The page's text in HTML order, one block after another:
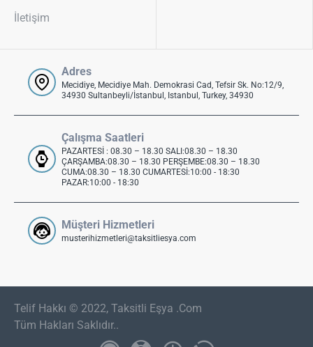
İletişim
Adres
Mecidiye, Mecidiye Mah. Demokrasi Cad, Tefsir Sk. No:12/9,
34930 Sultanbeyli/İstanbul, Istanbul, Turkey, 34930
Çalışma Saatleri
PAZARTESİ : 08.30 – 18.30 SALI:08.30 – 18.30
ÇARŞAMBA:08.30 – 18.30 PERŞEMBE:08.30 – 18.30
CUMA:08.30 – 18.30 CUMARTESİ:10:00 - 18:30
PAZAR:10:00 - 18:30
Müşteri Hizmetleri
musterihizmetleri@taksitliesya.com
Telif Hakkı © 2022, Taksitli Eşya .Com
Tüm Hakları Saklıdır..